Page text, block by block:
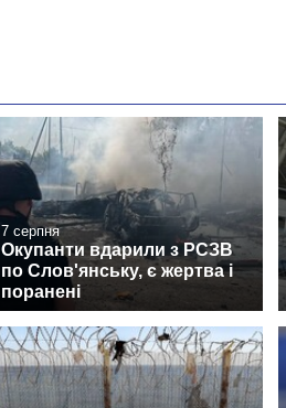
7 серпня
Окупанти вдарили з РСЗВ
по Слов'янську, є жертва і
поранені